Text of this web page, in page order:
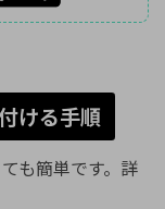
ける手順
も簡単です。詳